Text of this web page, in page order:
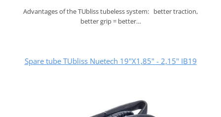
Advantages of the TUbliss tubeless system: better traction,
better grip = better…
Spare tube TUbliss Nuetech 19"X1,85" - 2,15" IB19